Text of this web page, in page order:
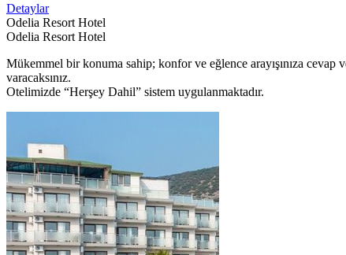
Detaylar
Odelia Resort Hotel
Odelia Resort Hotel
Mükemmel bir konuma sahip; konfor ve eğlence arayışınıza cevap
varacaksınız.
Otelimizde “Herşey Dahil” sistem uygulanmaktadır.